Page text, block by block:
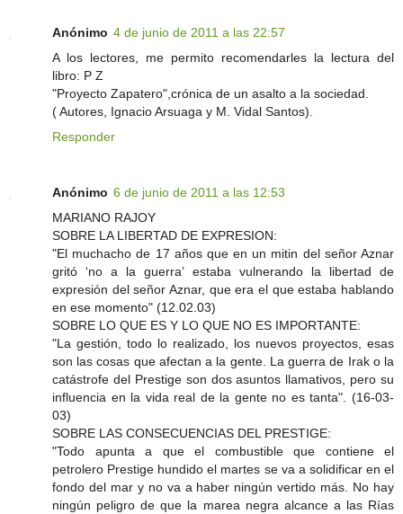
Anónimo 4 de junio de 2011 a las 22:57
A los lectores, me permito recomendarles la lectura del
libro: P Z
"Proyecto Zapatero",crónica de un asalto a la sociedad.
( Autores, Ignacio Arsuaga y M. Vidal Santos).
Responder
Anónimo 6 de junio de 2011 a las 12:53
MARIANO RAJOY
SOBRE LA LIBERTAD DE EXPRESION:
"El muchacho de 17 años que en un mitin del señor Aznar
gritó ‘no a la guerra’ estaba vulnerando la libertad de
expresión del señor Aznar, que era el que estaba hablando
en ese momento" (12.02.03)
SOBRE LO QUE ES Y LO QUE NO ES IMPORTANTE:
"La gestión, todo lo realizado, los nuevos proyectos, esas
son las cosas que afectan a la gente. La guerra de Irak o la
catástrofe del Prestige son dos asuntos llamativos, pero su
influencia en la vida real de la gente no es tanta". (16-03-
03)
SOBRE LAS CONSECUENCIAS DEL PRESTIGE:
"Todo apunta a que el combustible que contiene el
petrolero Prestige hundido el martes se va a solidificar en el
fondo del mar y no va a haber ningún vertido más. No hay
ningún peligro de que la marea negra alcance a las Rías